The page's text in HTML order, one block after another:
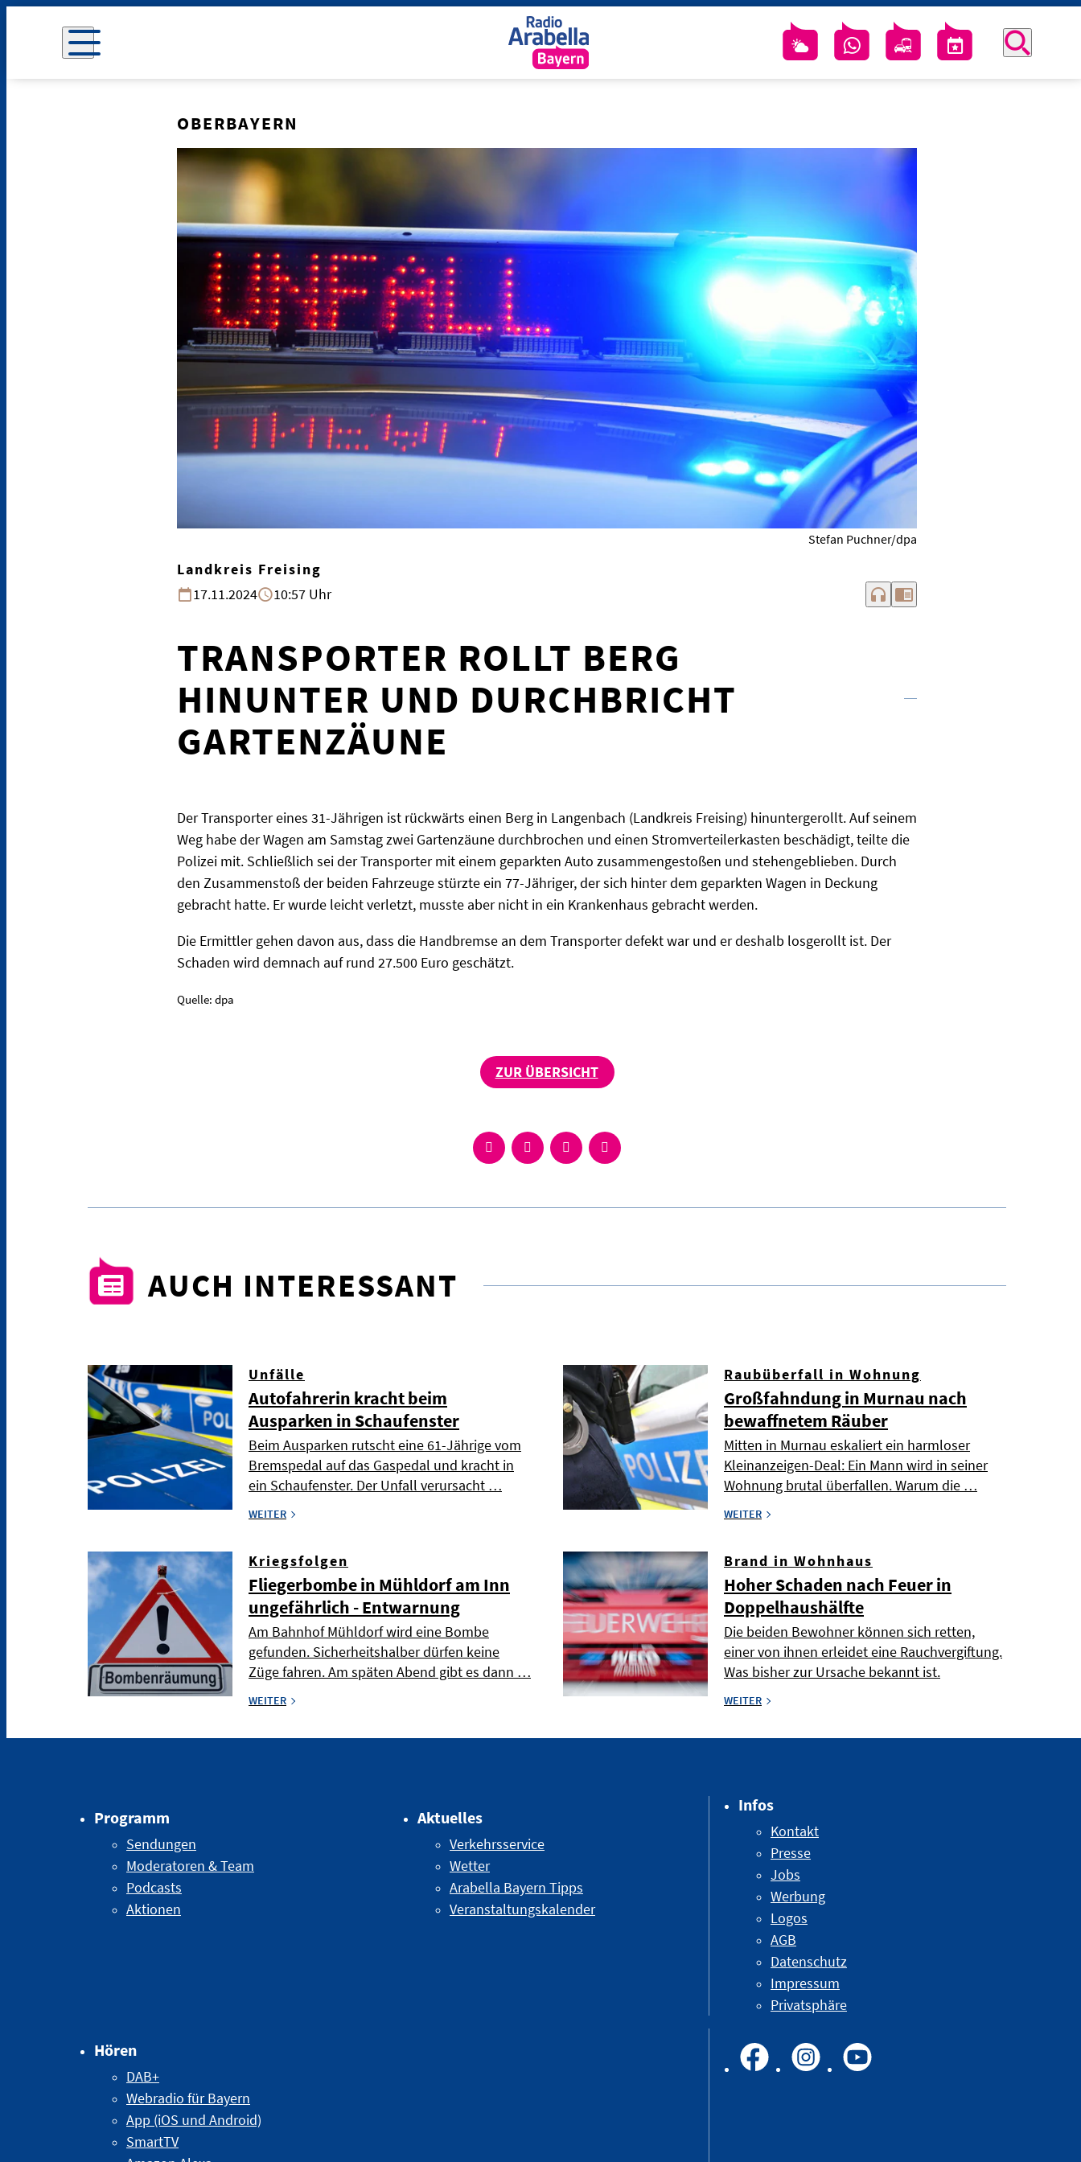
OBERBAYERN
Stefan Puchner/dpa
Landkreis Freising
17.11.2024
10:57 Uhr headphones chrome_reader_mode
TRANSPORTER ROLLT BERG
HINUNTER UND DURCHBRICHT
GARTENZÄUNE
Der Transporter eines 31-Jährigen ist rückwärts einen Berg in Langenbach (Landkreis Freising) hinuntergerollt. Auf seinem
Weg habe der Wagen am Samstag zwei Gartenzäune durchbrochen und einen Stromverteilerkasten beschädigt, teilte die
Polizei mit. Schließlich sei der Transporter mit einem geparkten Auto zusammengestoßen und stehengeblieben. Durch
den Zusammenstoß der beiden Fahrzeuge stürzte ein 77-Jähriger, der sich hinter dem geparkten Wagen in Deckung
gebracht hatte. Er wurde leicht verletzt, musste aber nicht in ein Krankenhaus gebracht werden.
Die Ermittler gehen davon aus, dass die Handbremse an dem Transporter defekt war und er deshalb losgerollt ist. Der
Schaden wird demnach auf rund 27.500 Euro geschätzt.
Quelle: dpa
ZUR ÜBERSICHT
AUCH INTERESSANT
Unfälle
Autofahrerin kracht beim
Ausparken in Schaufenster
Beim Ausparken rutscht eine 61-Jährige vom
Bremspedal auf das Gaspedal und kracht in
ein Schaufenster. Der Unfall verursacht …
WEITER
Raubüberfall in Wohnung
Großfahndung in Murnau nach
bewaffnetem Räuber
Mitten in Murnau eskaliert ein harmloser
Kleinanzeigen-Deal: Ein Mann wird in seiner
Wohnung brutal überfallen. Warum die …
WEITER
Kriegsfolgen
Fliegerbombe in Mühldorf am Inn
ungefährlich - Entwarnung
Am Bahnhof Mühldorf wird eine Bombe
gefunden. Sicherheitshalber dürfen keine
Züge fahren. Am späten Abend gibt es dann …
WEITER
Brand in Wohnhaus
Hoher Schaden nach Feuer in
Doppelhaushälfte
Die beiden Bewohner können sich retten,
einer von ihnen erleidet eine Rauchvergiftung.
Was bisher zur Ursache bekannt ist.
WEITER
Programm
Sendungen
Moderatoren & Team
Podcasts
Aktionen
Aktuelles
Verkehrsservice
Wetter
Arabella Bayern Tipps
Veranstaltungskalender
Hören
DAB+
Webradio für Bayern
App (iOS und Android)
SmartTV
Infos
Kontakt
Presse
Jobs
Werbung
Logos
AGB
Datenschutz
Impressum
Privatsphäre